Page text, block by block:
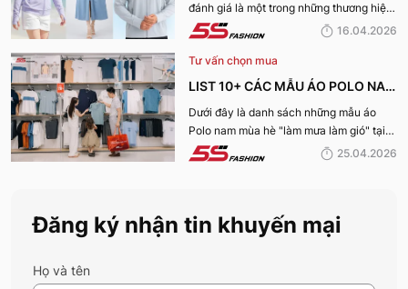
CỦA 5S FASHION 2026
đánh giá là một trong những thương hiệu
áo đáng mua hàng đầu hiện nay. Vậy
giá tích cực đến vậy? Cùng đi hết bài
viết nhé!
16.04.2026
Tư vấn chọn mua
LIST 10+ CÁC MẪU ÁO POLO NAM
MÙA HÈ BÁN CHẠY NHẤT CỦA 5S
FASHION 2026
Dưới đây là danh sách những mẫu áo
Polo nam mùa hè "làm mưa làm gió" tại
hệ thống 5S Fashion mà bất kỳ quý ông
25.04.2026
Đăng ký nhận tin khuyến mại
Họ và tên